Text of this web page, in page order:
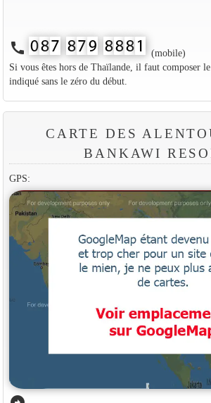
call
(mobile)
Si vous êtes hors de Thaïlande, il faut composer
indiqué sans le zéro du début.
CARTE DES
BANKAWI
GPS: